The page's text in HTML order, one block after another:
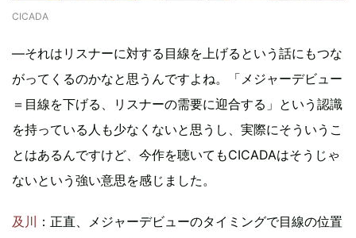
CICADA
―それはリスナーに対する目線を上げるという話にもつな
がってくるのかなと思うんですよね。「メジャーデビュー
＝目線を下げる、リスナーの需要に迎合する」という認識
を持っている人も少なくないと思うし、実際にそういうこ
とはあるんですけど、今作を聴いてもCICADAはそうじゃ
ないという強い意思を感じました。
及川
：正直、メジャーデビューのタイミングで目線の位置